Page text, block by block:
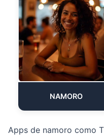
NAMORO
Apps de namoro como